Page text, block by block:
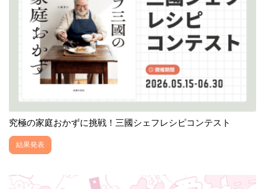
究極の家庭おかずに挑戦！三國シェフレシピコンテスト
結果発表